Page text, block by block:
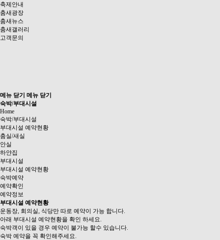
축제안내
춤새광장
춤새뉴스
춤새갤러리
고객문의
메뉴 닫기 메뉴 닫기
숙박/부대시설
Home
숙박/부대시설
부대시설 예약현황
춤실/새실
안실
하얀집
부대시설
부대시설 예약현황
숙박예약
예약확인
예약정보
부대시설 예약현황
운동장, 회의실, 식당만 따로 예약이 가능 합니다.
아래 부대시설 예약현황을 확인 하세요.
숙박객이 있을 경우 예약이 불가능 할수 있습니다.
숙박 예약을 꼭 확인해주세요.